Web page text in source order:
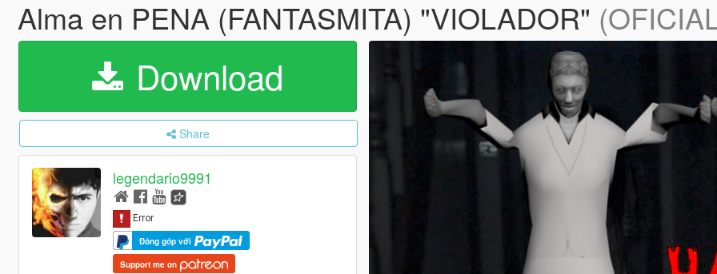
Alma en PENA (FANTASMITA) "VIOLADOR"
Download
Share
legendario9991
Đóng góp với
Support me on